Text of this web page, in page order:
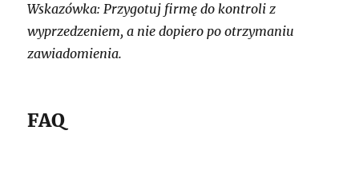
Wskazówka: Przygotuj firmę do kontroli z
wyprzedzeniem, a nie dopiero po otrzymaniu
zawiadomienia.
FAQ